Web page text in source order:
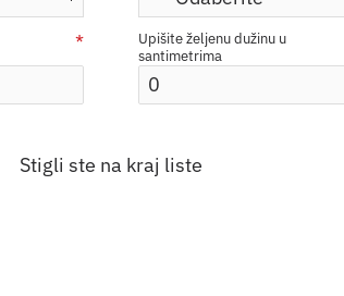
Upišite željenu dužinu u
santimetrima
Stigli ste na kraj liste